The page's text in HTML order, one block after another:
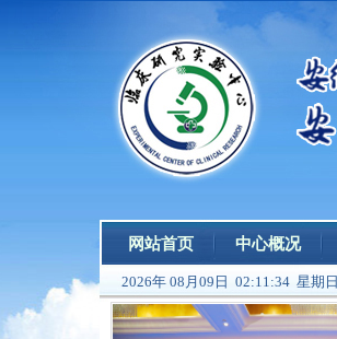
网站首页 中心概况
2026年 08月09日 02:11:35 星期日